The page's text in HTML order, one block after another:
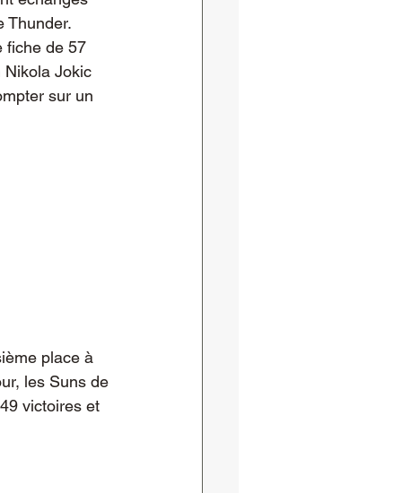
Thunder.
fiche de 57
Nikola Jokic
sur un
place à
les Suns de
victoires et